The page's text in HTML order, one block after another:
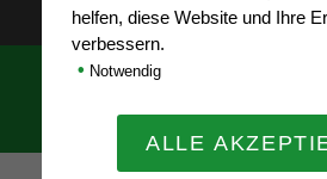
helfen, diese Website und Ihre
verbessern.
• Notwendig